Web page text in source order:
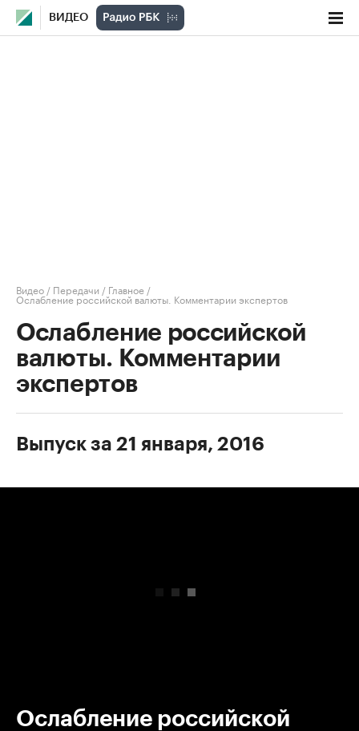
ВИДЕО
Видео / Передачи / Главное /
Ослабление российской валюты. Комментарии экспертов
Ослабление российской
валюты. Комментарии
экспертов
Выпуск за 21 января, 2016
Ослабление российской